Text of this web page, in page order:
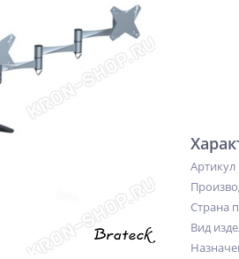
Артикул
Страна
Вид